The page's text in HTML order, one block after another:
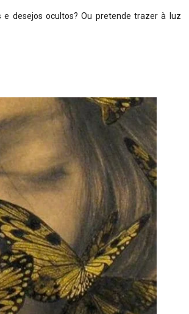
desejos ocultos? Ou pretende trazer à luz